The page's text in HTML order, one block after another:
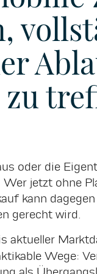
oder die
jetzt ohne
kann
gerecht wird.
aktueller
Wege: